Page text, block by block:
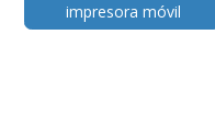
impresora móvil